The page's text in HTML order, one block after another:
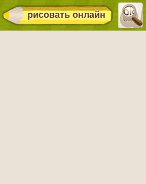
рисовать онлайн